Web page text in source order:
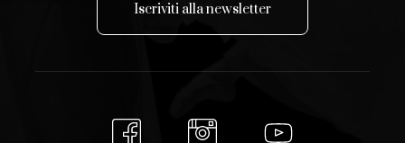
Iscriviti allanewsletter